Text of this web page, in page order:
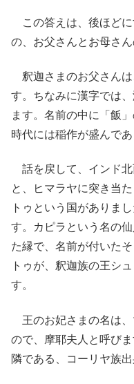
この答えは、後ほどに
の、お父さんとお母さん
釈迦さまのお父さん
す。ちなみに漢字では
ます。名前の中に「飯
時代には稲作が盛んで
話を戻して、インド北
と、ヒマラヤに突き当
トゥという国がありま
す。カピラという名の
た縁で、名前が付いた
トゥが、釈迦族の王シ
す。
王のお妃さまの名は、
ので、摩耶夫人と呼び
隣である、コーリヤ族